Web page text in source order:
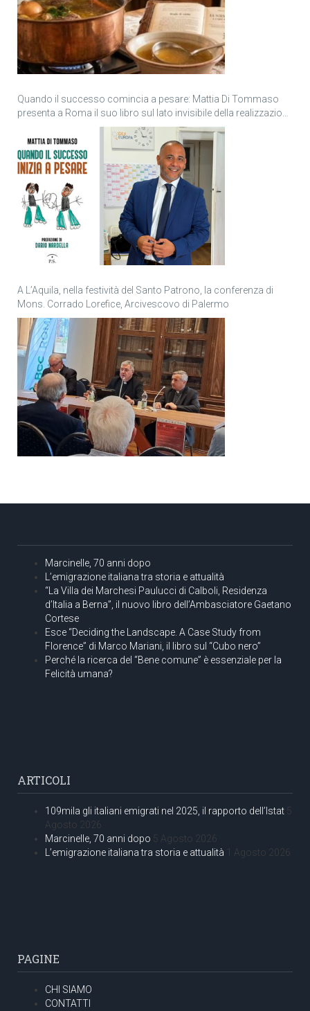
Quando il successo comincia a pesare: Mattia Di Tommaso
presenta a Roma il suo libro sul lato invisibile della realizzazione
A L’Aquila, nella festività del Santo Patrono, la conferenza di
Mons. Corrado Lorefice, Arcivescovo di Palermo
Marcinelle, 70 anni dopo
L’emigrazione italiana tra storia e attualità
“La Villa dei Marchesi Paulucci di Calboli, Residenza
d’Italia a Berna”, il nuovo libro dell’Ambasciatore Gaetano
Cortese
Esce “Deciding the Landscape. A Case Study from
Florence” di Marco Mariani, il libro sul “Cubo nero”
Perché la ricerca del “Bene comune” è essenziale per la
Felicità umana?
ARTICOLI
109mila gli italiani emigrati nel 2025, il rapporto dell’Istat 5
Agosto 2026
Marcinelle, 70 anni dopo 5 Agosto 2026
L’emigrazione italiana tra storia e attualità 1 Agosto 2026
PAGINE
CHI SIAMO
CONTATTI